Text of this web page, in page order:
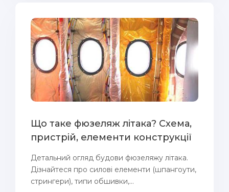
Що таке фюзеляж літака? Схема,
пристрій, елементи конструкції
Детальний огляд будови фюзеляжу літака.
Дізнайтеся про силові елементи (шпангоути,
стрингери), типи обшивки,...